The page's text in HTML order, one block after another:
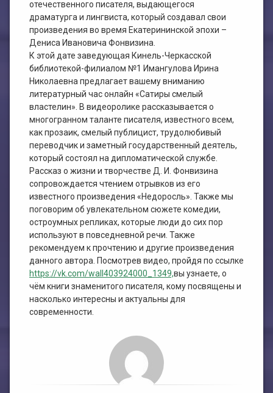
План работы филиала №1
План работы филиала №2
ЭЛЕКТРОННЫЙ КАТАЛОГ
отечественного писателя, выдающегося
драматурга и лингвиста, который создавал свои
произведения во время Екатерининской эпохи –
Дениса Ивановича Фонвизина.
К этой дате заведующая Кинель-Черкасской
библиотекой-филиалом №1 Имангулова Ирина
Николаевна предлагает вашему вниманию
литературный час онлайн «Сатиры смелый
властелин». В видеоролике рассказывается о
многогранном таланте писателя, известного всем,
как прозаик, смелый публицист, трудолюбивый
переводчик и заметный государственный деятель,
который состоял на дипломатической службе.
Рассказ о жизни и творчестве Д. И. Фонвизина
сопровождается чтением отрывков из его
известного произведения «Недоросль». Также мы
поговорим об увлекательном сюжете комедии,
остроумных репликах, которые люди до сих пор
используют в повседневной речи. Также
рекомендуем к прочтению и другие произведения
данного автора. Посмотрев видео, пройдя по ссылке
https://vk.com/wall403924000_1349,вы узнаете, о
чём книги знаменитого писателя, кому посвящены и
насколько интересны и актуальны для
современности.